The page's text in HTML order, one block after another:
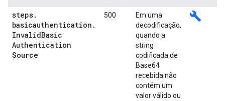
steps.
basicauthentication .
InvalidBasic
Authentication
Source
500
Em uma
decodificação,
quando a
string
codificada de
Base64
recebida não
contém um
valor válido ou
build